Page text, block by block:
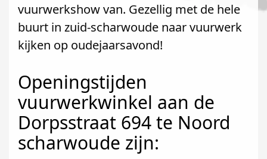
vuurwerkshow van. Gezellig met de hele
buurt in zuid-scharwoude naar vuurwerk
kijken op oudejaarsavond!
Openingstijden
vuurwerkwinkel aan de
Dorpsstraat 694 te Noord
scharwoude zijn: